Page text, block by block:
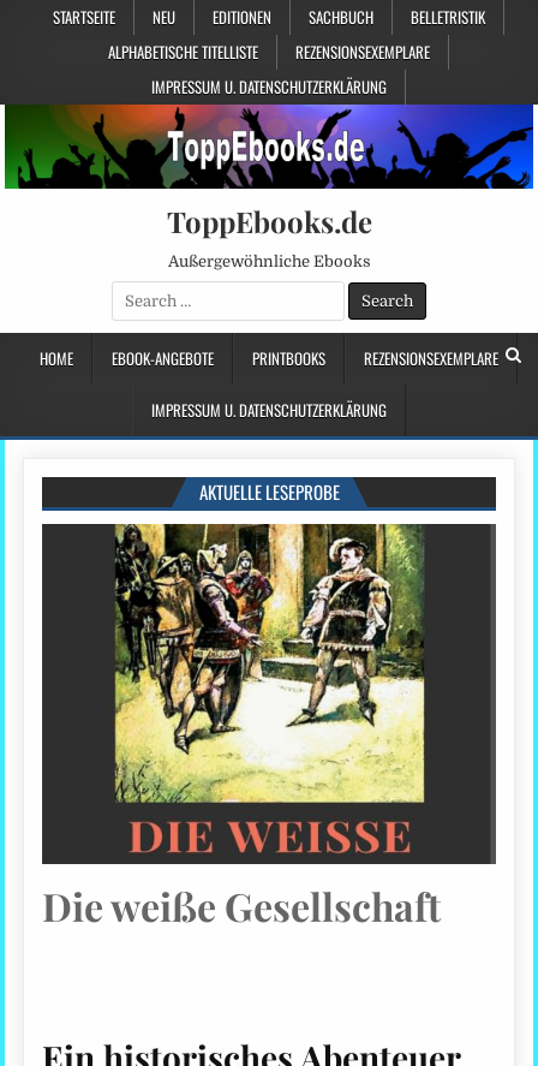
STARTSEITE NEU EDITIONEN SACHBUCH
BELLETRISTIK
ALPHABETISCHE TITELLISTE
REZENSIONSEXEMPLARE
IMPRESSUM U. DATENSCHUTZERKLÄRUNG
ToppEbooks.de
Außergewöhnliche Ebooks
Search
for:
HOME EBOOK-ANGEBOTE PRINTBOOKS REZENSIONSEXEMPLARE
IMPRESSUM U. DATENSCHUTZERKLÄRUNG
AKTUELLE LESEPROBE
Die weiße Gesellschaft
Ein historisches Abenteuer